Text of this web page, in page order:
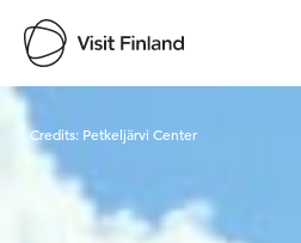
Visit Finland
Credits: Petkeljärvi Center